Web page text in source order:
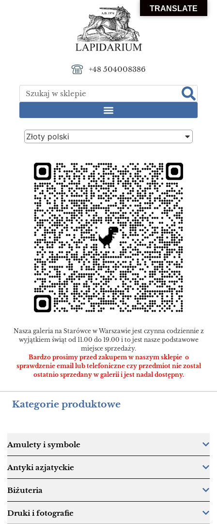
+48 504008386
Złoty polski
Nasza galeria na Starówce w Warszawie jest czynna codziennie z
wyjątkiem świąt od 11.00 do 19.00 i to jest nasze podstawowe
miejsce sprzedaży.
Bardzo prosimy przed zakupem w naszym sklepie o
sprawdzenie email lub telefoniczne czy przedmiot nie został
ostatnio sprzedany w galerii i jest nadal dostępny.
Kategorie produktowe
Amulety i symbole
Antyki azjatyckie
Biżuteria
Druki i fotografie
TRANSLATE